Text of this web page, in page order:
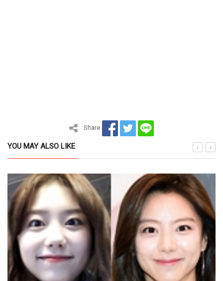
Share
YOU MAY ALSO LIKE